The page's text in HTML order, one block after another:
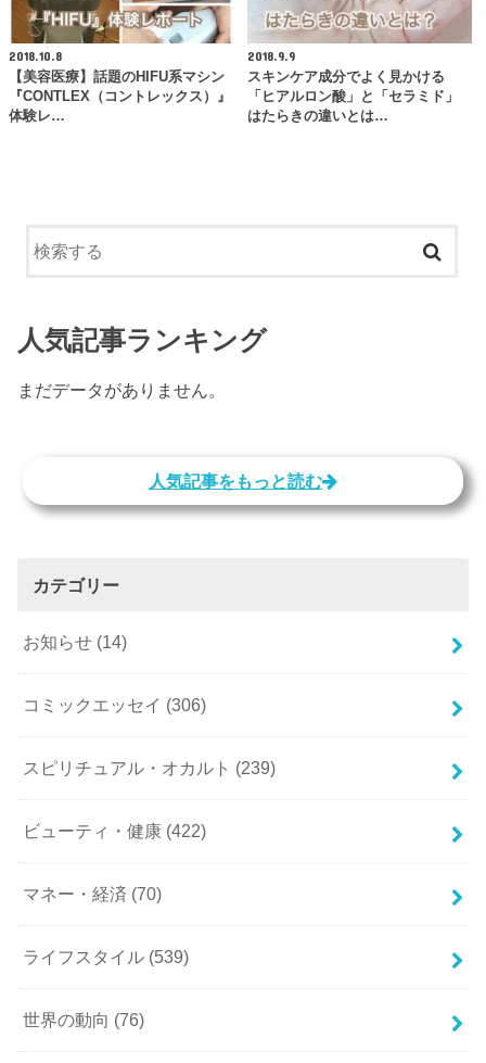
2018.10.8
【美容医療】話題のHIFU系マシン
『CONTLEX（コントレックス）』
体験レ…
2018.9.9
スキンケア成分でよく見かける
「ヒアルロン酸」と「セラミド」
はたらきの違いとは…
人気記事ランキング
まだデータがありません。
人気記事をもっと読む
カテゴリー
お知らせ (14)
コミックエッセイ (306)
スピリチュアル・オカルト (239)
ビューティ・健康 (422)
マネー・経済 (70)
ライフスタイル (539)
世界の動向 (76)